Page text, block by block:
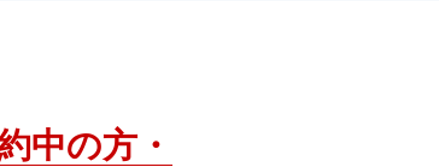
中の方・